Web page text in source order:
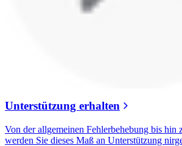
Unterstützung erhalten
Von der allgemeinen Fehlerbehebung bis hin
werden Sie dieses Maß an Unterstützung